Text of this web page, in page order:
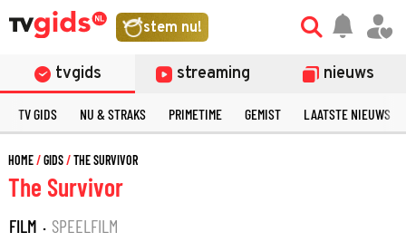
stem nu!
tvgids streaming nieuws
TV GIDS NU & STRAKS PRIMETIME GEMIST LAATSTE NIEUWS
HOME GIDS THE SURVIVOR
The Survivor
FILM · SPEELFILM